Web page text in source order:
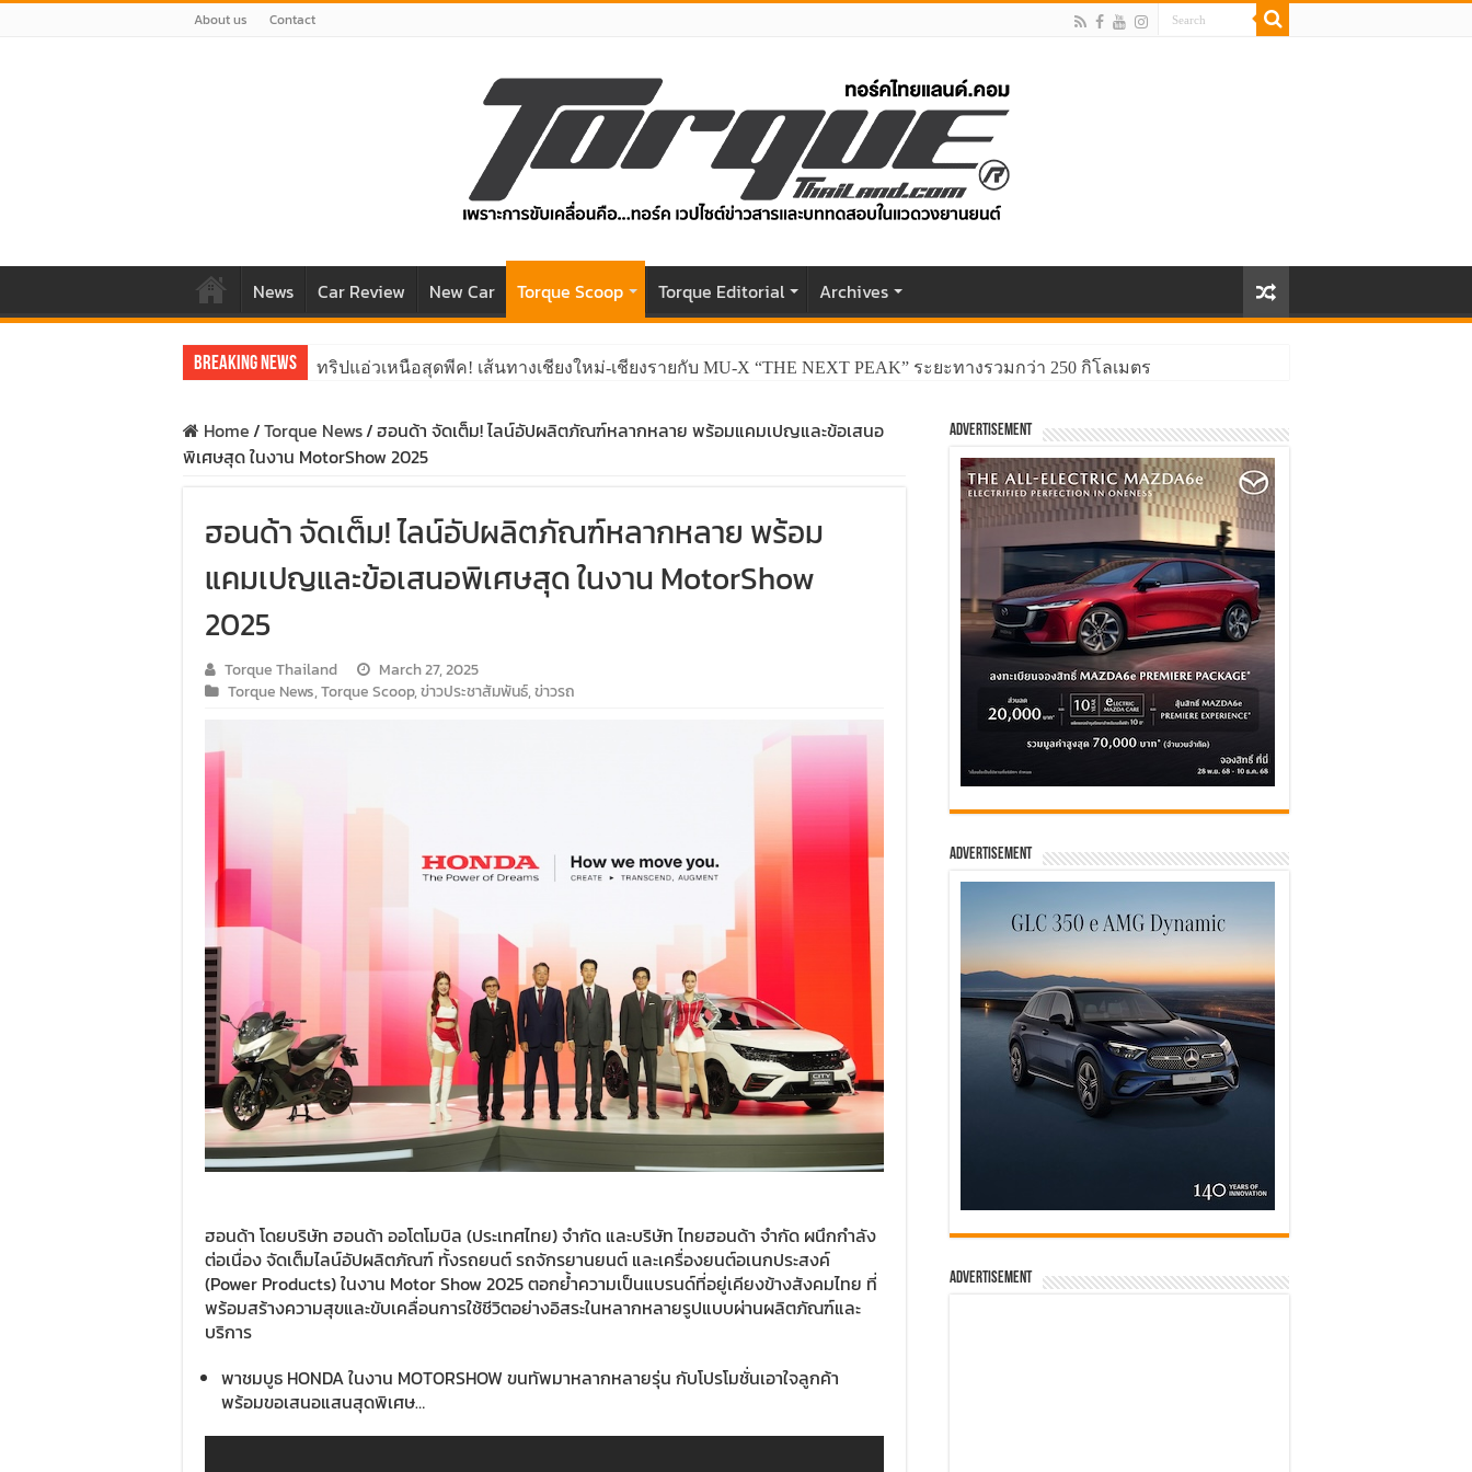
About us Contact
News Car Review New Car Torque Scoop Torque Editorial Archives
Breaking News ทริปแอ่วเหนือสุดพีค! เส้นทางเชียงใหม่-เชียงรายกับ MU-X “THE NEXT PEAK” ระยะทางรวมกว่า 250 กิโลเมตร
ขับ “NEW! ISUZU V-CROSS 4×4” ไปร่วมกันสร้างถนนขึ้นดอย ส่งท้ายปีกับทริปดีต่อใจ
Home/Torque News/ฮอนด้า จัดเต็ม! ไลน์อัปผลิตภัณฑ์หลากหลาย พร้อมแคมเปญและข้อเสนอ
พิเศษสุด ในงาน MotorShow 2025
ฮอนด้า จัดเต็ม! ไลน์อัปผลิตภัณฑ์หลากหลาย พร้อม
แคมเปญและข้อเสนอพิเศษสุด ในงาน MotorShow
2025
Torque Thailand
March 27, 2025
Torque News,Torque Scoop,ข่าวประชาสัมพันธ์,ข่าวรถ
ฮอนด้า โดยบริษัท ฮอนด้า ออโตโมบิล (ประเทศไทย) จำกัด และบริษัท ไทยฮอนด้า จำกัด ผนึกกำลัง
ต่อเนื่อง จัดเต็มไลน์อัปผลิตภัณฑ์ ทั้งรถยนต์ รถจักรยานยนต์ และเครื่องยนต์อเนกประสงค์
(Power Products) ในงาน Motor Show 2025 ตอกย้ำความเป็นแบรนด์ที่อยู่เคียงข้างสังคมไทย ที่
พร้อมสร้างความสุขและขับเคลื่อนการใช้ชีวิตอย่างอิสระในหลากหลายรูปแบบผ่านผลิตภัณฑ์และ
บริการ
พาชมบูธ HONDA ในงาน MOTORSHOW ขนทัพมาหลากหลายรุ่น กับโปรโมชั่นเอาใจลูกค้า
พร้อมขอเสนอแสนสุดพิเศษ…
Advertisement
Advertisement
Advertisement